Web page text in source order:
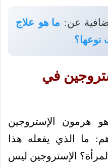
عن: ما هو علاج
نوعها؟
في
هرمون الإستروجين
ما الذي يفعله هذا
الإستروجين ليس